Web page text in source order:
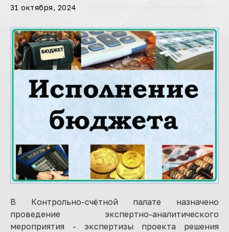
31 октября, 2024
В Контрольно-счётной палате назначено
проведение экспертно-аналитического
мероприятия - экспертизы проекта решения